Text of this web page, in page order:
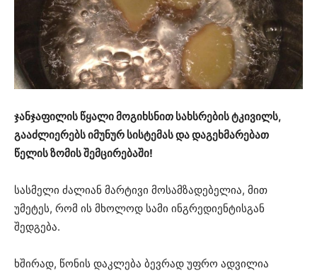
ჯანჯაფილის წყალი მოგიხსნით სახსრების ტკივილს,
გააძლიერებს იმუნურ სისტემას და დაგეხმარებათ
წელის ზომის შემცირებაში!
სასმელი ძალიან მარტივი მოსამზადებელია, მით
უმეტეს, რომ ის მხოლოდ სამი ინგრედიენტისგან
შედგება.
ხშირად, წონის დაკლება ბევრად უფრო ადვილია